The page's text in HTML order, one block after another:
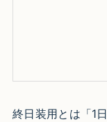
終日装用とは「1